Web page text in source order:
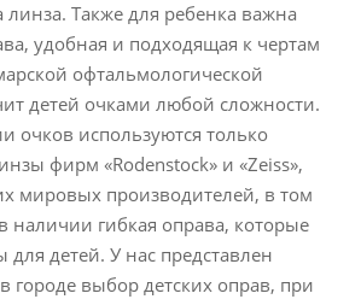
Также для ребенка важна
удобная и подходящая к чертам
офтальмологической
детей очками любой сложности.
очков используются только
фирм «Rodenstock» и «Zeiss»,
мировых производителей, в том
наличии гибкая оправа, которые
детей. У нас представлен
выбор детских оправ, при